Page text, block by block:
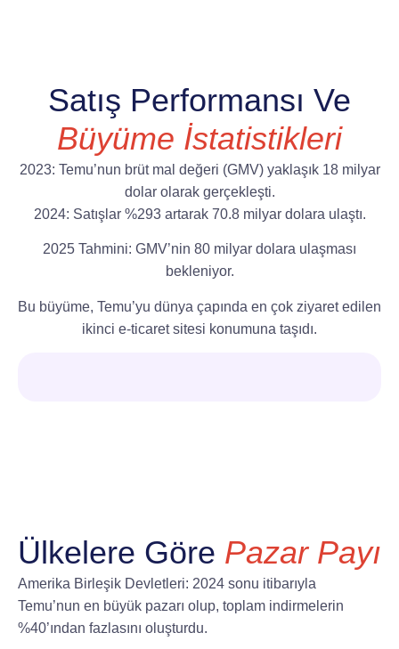
Satış Performansı Ve
Büyüme İstatistikleri
2023: Temu’nun brüt mal değeri (GMV) yaklaşık 18 milyar
dolar olarak gerçekleşti.
2024: Satışlar %293 artarak 70.8 milyar dolara ulaştı.
2025 Tahmini: GMV’nin 80 milyar dolara ulaşması
bekleniyor.
Bu büyüme, Temu’yu dünya çapında en çok ziyaret edilen
ikinci e-ticaret sitesi konumuna taşıdı.
Ülkelere Göre Pazar Payı
Amerika Birleşik Devletleri: 2024 sonu itibarıyla
Temu’nun en büyük pazarı olup, toplam indirmelerin
%40’ından fazlasını oluşturdu.